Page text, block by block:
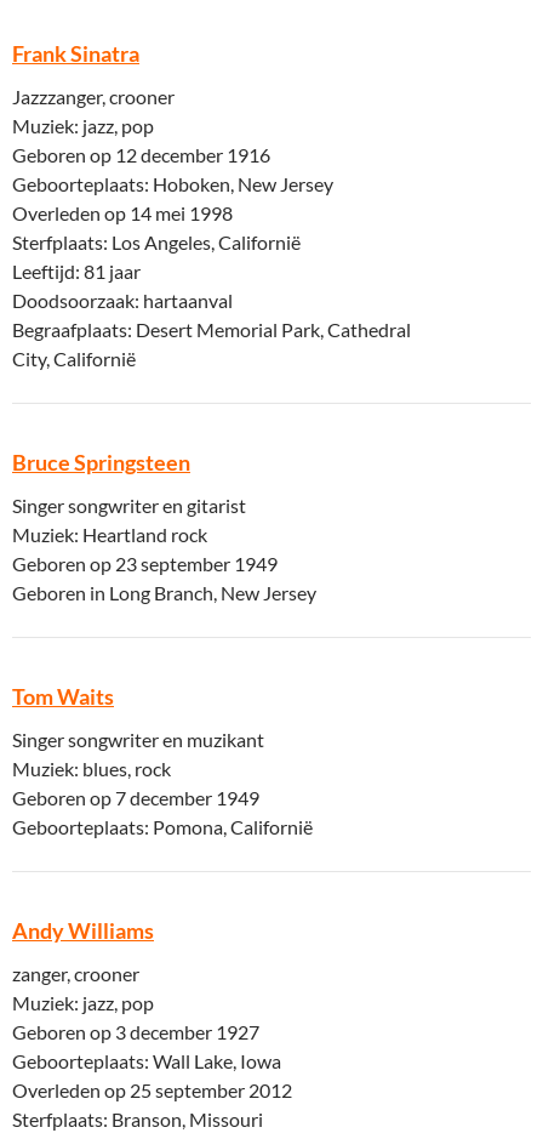
Frank Sinatra
Jazzzanger, crooner
Muziek: jazz, pop
Geboren op 12 december 1916
Geboorteplaats: Hoboken, New Jersey
Overleden op 14 mei 1998
Sterfplaats: Los Angeles, Californië
Leeftijd: 81 jaar
Doodsoorzaak: hartaanval
Begraafplaats: Desert Memorial Park, Cathedral
City, Californië
Bruce Springsteen
Singer songwriter en gitarist
Muziek: Heartland rock
Geboren op 23 september 1949
Geboren in Long Branch, New Jersey
Tom Waits
Singer songwriter en muzikant
Muziek: blues, rock
Geboren op 7 december 1949
Geboorteplaats: Pomona, Californië
Andy Williams
zanger, crooner
Muziek: jazz, pop
Geboren op 3 december 1927
Geboorteplaats: Wall Lake, Iowa
Overleden op 25 september 2012
Sterfplaats: Branson, Missouri